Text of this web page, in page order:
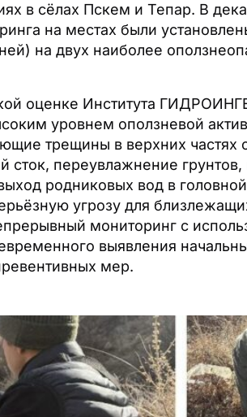
в сёлах Пскем и Тепар. В
на местах были
на двух наиболее
оценке Института
уровнем оползневой
трещины в верхних частях
сток, переувлажнение
родниковых вод в
угрозу для
мониторинг с
выявления
мер.